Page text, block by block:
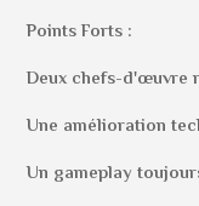
Points Forts :
Deux chefs-d'œuvre
Une amélioration
Un gameplay